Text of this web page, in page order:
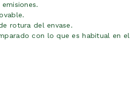
rotura del envase.
con lo que es habitual en el